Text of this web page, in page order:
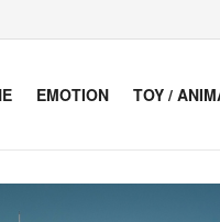
EMOTION TOY /